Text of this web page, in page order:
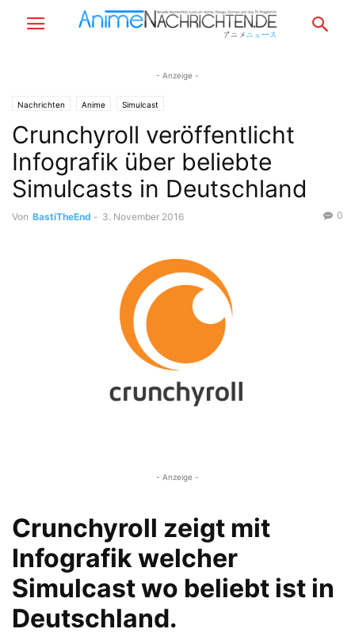
- Anzeige -
Nachrichten Anime Simulcast
Crunchyroll veröffentlicht
Infografik über beliebte
Simulcasts in Deutschland
Von BastiTheEnd - 3. November 2016 0
- Anzeige -
Crunchyroll zeigt mit
Infografik welcher
Simulcast wo beliebt ist in
Deutschland.